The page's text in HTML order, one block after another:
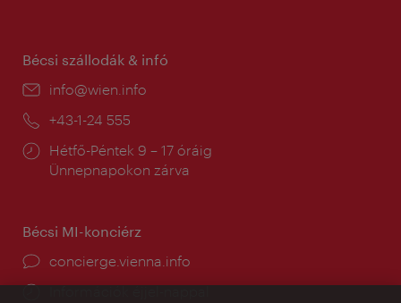
Bécsi szállodák & infó
E-
info@wien.info
Telefon:
+43-1-24 555
Nyitva
tartás:
Hétfő-Péntek 9 – 17 óráig
Ünnepnapokon zárva
Bécsi MI-konciérz
concierge.vienna.info
Információk éjjel-nappal